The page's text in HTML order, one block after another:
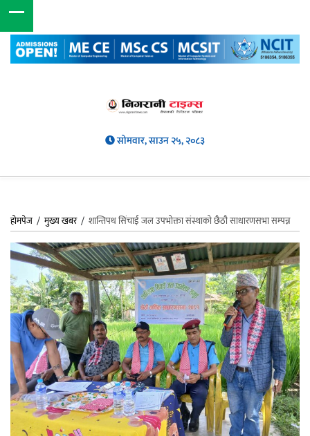
सोमवार, साउन २५, २०८३
होमपेज /मुख्य खबर/ शान्तिपथ सिंचाई जल उपभोक्ता संंस्थाको छैठौ साधारणसभा सम्पन्न